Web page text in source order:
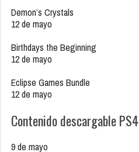
Demon’s Crystals
12 de mayo
Birthdays the Beginning
12 de mayo
Eclipse Games Bundle
12 de mayo
Contenido descargable PS4
9 de mayo